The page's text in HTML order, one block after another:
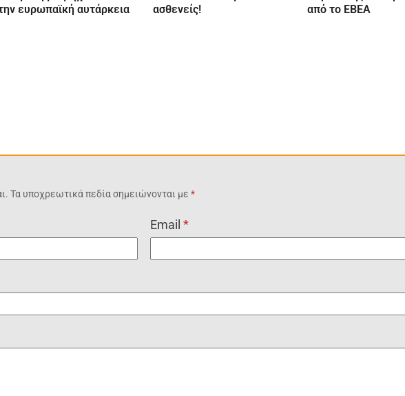
ευρωπαϊκή αυτάρκεια
ασθενείς!
από το ΕΒΕΑ
Τα υποχρεωτικά πεδία σημειώνονται με*
Email*